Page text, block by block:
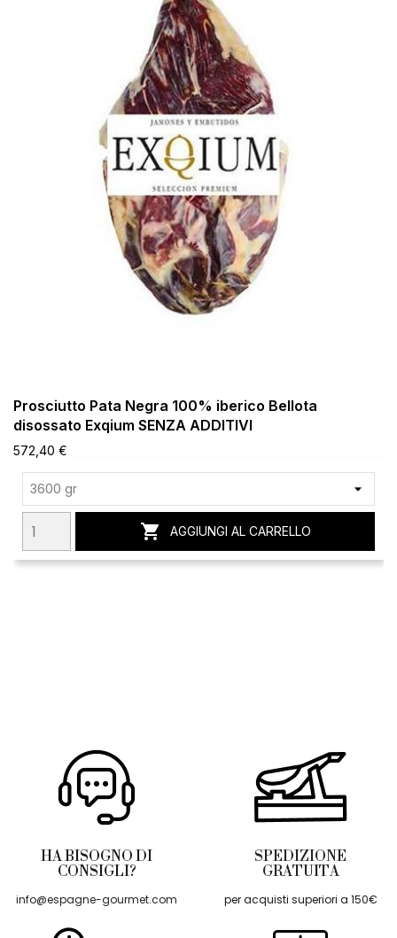
Prosciutto Pata Negra 100% iberico Bellota
disossato Exqium SENZA ADDITIVI
572,40 €
 AGGIUNGI AL CARRELLO
HA BISOGNO DI
CONSIGLI?
info@espagne-gourmet.com
SPEDIZIONE
GRATUITA
per acquisti superiori a 150€